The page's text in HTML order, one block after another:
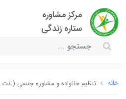
مرکز مشاوره
ستاره زندگی
خانه تنظیم خانواده و مشاوره جنسی (لذت